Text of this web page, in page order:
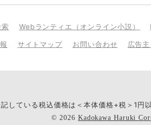
Webランティエ（オンライン小説）
サイトマップ お問い合わせ 広告
している税込価格は＜本体価格+税＞1円
© 2026 Kadokawa Haruki